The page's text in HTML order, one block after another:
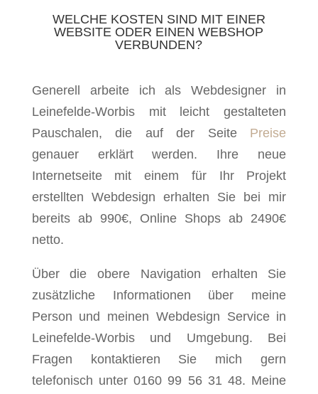
WELCHE KOSTEN SIND MIT EINER
WEBSITE ODER EINEN WEBSHOP
VERBUNDEN?
Generell arbeite ich als Webdesigner in
Leinefelde-Worbis mit leicht gestalteten
Pauschalen, die auf der Seite Preise
genauer erklärt werden. Ihre neue
Internetseite mit einem für Ihr Projekt
erstellten Webdesign erhalten Sie bei mir
bereits ab 990€, Online Shops ab 2490€
netto.
Über die obere Navigation erhalten Sie
zusätzliche Informationen über meine
Person und meinen Webdesign Service in
Leinefelde-Worbis und Umgebung. Bei
Fragen kontaktieren Sie mich gern
telefonisch unter 0160 99 56 31 48. Meine